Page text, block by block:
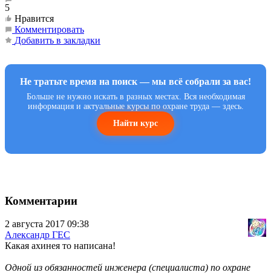
5
Нравится
Комментировать
Добавить в закладки
Не тратьте время на поиск — мы всё собрали за вас!
Больше не нужно искать в разных местах. Вся необходимая
информация и актуальные курсы по охране труда — здесь.
Найти курс
Комментарии
2 августа 2017 09:38
Александр ГЕС
Какая ахинея то написана!
Одной из обязанностей инженера (специалиста) по охране